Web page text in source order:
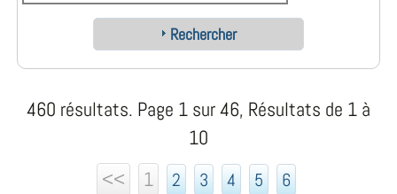
Rechercher
460 résultats. Page 1 sur 46, Résultats de 1 à
10
<<
1 2 3 4 5 6